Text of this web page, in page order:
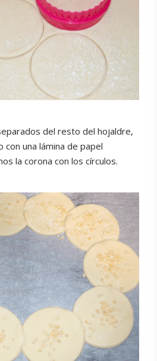
del resto del hojaldre,
con una lámina de papel
la corona con los círculos.